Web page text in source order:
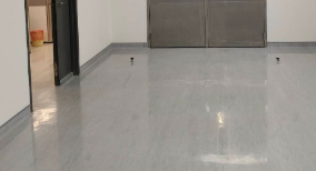
備更新、人員考績和升等的重要依據
施以便於收集統計 | E-mail: